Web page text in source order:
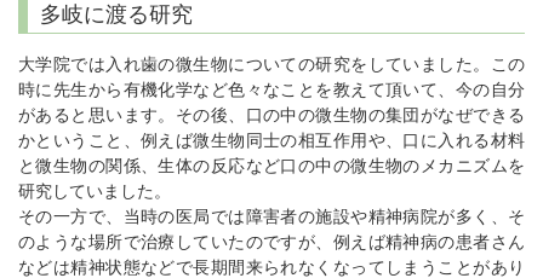
多岐に渡る研究
大学院では入れ歯の微生物についての研究をしていました。この
時に先生から有機化学など色々なことを教えて頂いて、今の自分
があると思います。その後、口の中の微生物の集団がなぜできる
かということ、例えば微生物同士の相互作用や、口に入れる材料
と微生物の関係、生体の反応など口の中の微生物のメカニズムを
研究していました。
その一方で、当時の医局では障害者の施設や精神病院が多く、そ
のような場所で治療していたのですが、例えば精神病の患者さん
などは精神状態などで長期間来られなくなってしまうことがあり